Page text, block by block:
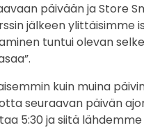
päivään ja Store
jälkeen ylittäisimme
tuntui olevan
kuin muina
seuraavan päivän
5:30 ja siitä